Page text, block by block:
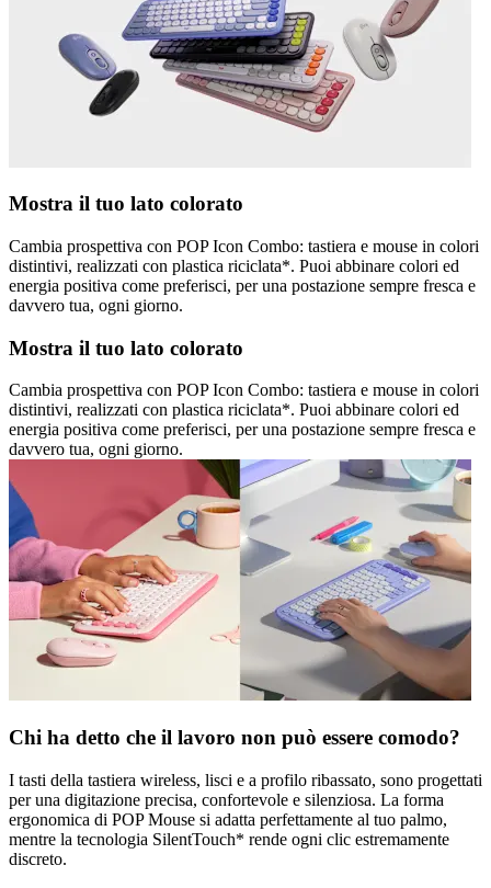
Mostra il tuo lato colorato
Cambia prospettiva con POP Icon Combo: tastiera e mouse in colori
distintivi, realizzati con plastica riciclata*. Puoi abbinare colori ed
energia positiva come preferisci, per una postazione sempre fresca e
davvero tua, ogni giorno.
Mostra il tuo lato colorato
Cambia prospettiva con POP Icon Combo: tastiera e mouse in colori
distintivi, realizzati con plastica riciclata*. Puoi abbinare colori ed
energia positiva come preferisci, per una postazione sempre fresca e
davvero tua, ogni giorno.
Chi ha detto che il lavoro non può essere comodo?
I tasti della tastiera wireless, lisci e a profilo ribassato, sono progettati
per una digitazione precisa, confortevole e silenziosa. La forma
ergonomica di POP Mouse si adatta perfettamente al tuo palmo,
mentre la tecnologia SilentTouch* rende ogni clic estremamente
discreto.